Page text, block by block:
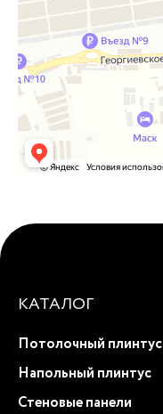
КАТАЛОГ
Потолочный плинтус
Напольный плинтус
Стеновые панели